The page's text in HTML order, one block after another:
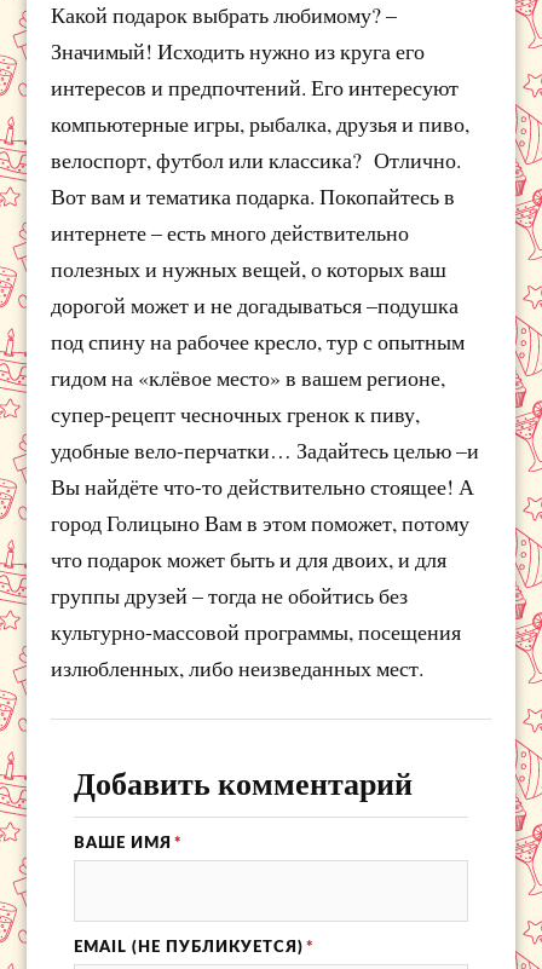
Какой подарок выбрать любимому? –
Значимый! Исходить нужно из круга его
интересов и предпочтений. Его интересуют
компьютерные игры, рыбалка, друзья и пиво,
велоспорт, футбол или классика? Отлично.
Вот вам и тематика подарка. Покопайтесь в
интернете – есть много действительно
полезных и нужных вещей, о которых ваш
дорогой может и не догадываться –подушка
под спину на рабочее кресло, тур с опытным
гидом на «клёвое место» в вашем регионе,
супер-рецепт чесночных гренок к пиву,
удобные вело-перчатки… Задайтесь целью –и
Вы найдёте что-то действительно стоящее! А
город Голицыно Вам в этом поможет, потому
что подарок может быть и для двоих, и для
группы друзей – тогда не обойтись без
культурно-массовой программы, посещения
излюбленных, либо неизведанных мест.
Добавить комментарий
ВАШЕ ИМЯ *
EMAIL (НЕ ПУБЛИКУЕТСЯ) *